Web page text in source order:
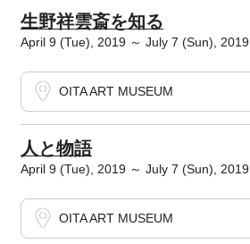
生野祥雲斎を知る
April 9 (Tue), 2019 ～ July 7 (Sun), 2019
OITA ART MUSEUM
人と物語
April 9 (Tue), 2019 ～ July 7 (Sun), 2019
OITA ART MUSEUM